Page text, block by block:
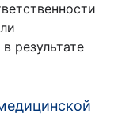
результате